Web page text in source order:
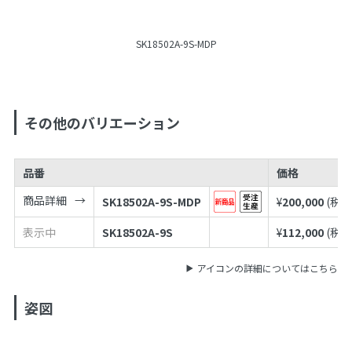
SK18502A-9S-MDP
その他のバリエーション
品番
価格
商品詳細
SK18502A-9S-MDP ¥200,000 (税
表示中
SK18502A-9S ¥112,000 (税
アイコンの詳細についてはこちら
姿図